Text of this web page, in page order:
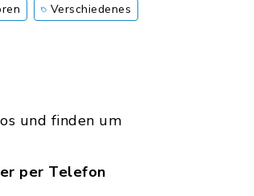
Verschiedenes
und finden um
per Telefon